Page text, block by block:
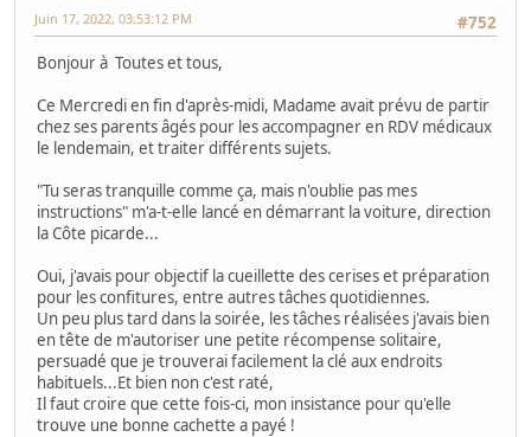
#752
Juin 17, 2022, 03:53:12 PM
Bonjour à Toutes et tous,
Ce Mercredi en fin d'après-midi, Madame avait prévu de partir
chez ses parents âgés pour les accompagner en RDV médicaux
le lendemain, et traiter différents sujets.
"Tu seras tranquille comme ça, mais n'oublie pas mes
instructions" m'a-t-elle lancé en démarrant la voiture, direction
la Côte picarde...
Oui, j'avais pour objectif la cueillette des cerises et préparation
pour les confitures, entre autres tâches quotidiennes.
Un peu plus tard dans la soirée, les tâches réalisées j'avais bien
en tête de m'autoriser une petite récompense solitaire,
persuadé que je trouverai facilement la clé aux endroits
habituels...Et bien non c'est raté,
Il faut croire que cette fois-ci, mon insistance pour qu'elle
trouve une bonne cachette a payé !